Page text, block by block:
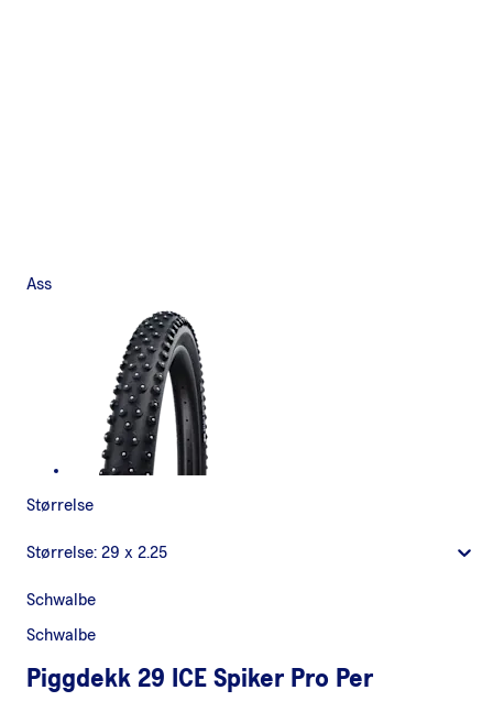
Ass
Størrelse
Størrelse: 29 x 2.25
Schwalbe
Schwalbe
Piggdekk 29 ICE Spiker Pro Per